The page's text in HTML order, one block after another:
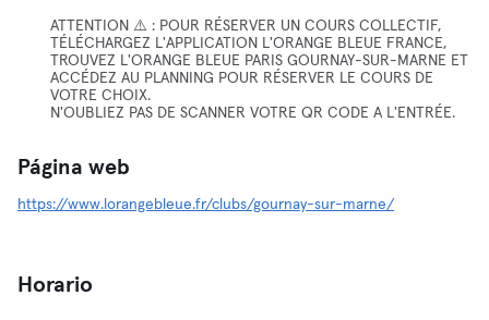
ATTENTION ⚠️ : POUR RÉSERVER UN COURS COLLECTIF,
TÉLÉCHARGEZ L'APPLICATION L'ORANGE BLEUE FRANCE,
TROUVEZ L'ORANGE BLEUE PARIS GOURNAY-SUR-MARNE ET
ACCÉDEZ AU PLANNING POUR RÉSERVER LE COURS DE
VOTRE CHOIX.
N'OUBLIEZ PAS DE SCANNER VOTRE QR CODE A L'ENTRÉE.
Página web
https://www.lorangebleue.fr/clubs/gournay-sur-marne/
Horario